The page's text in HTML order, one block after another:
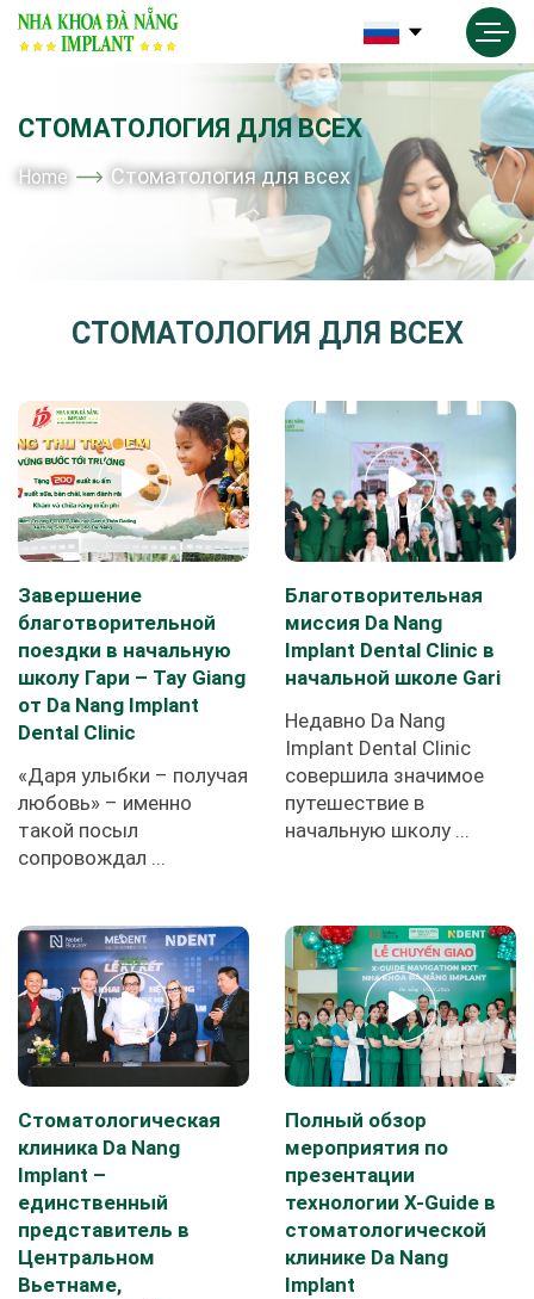
СТОМАТОЛОГИЯ ДЛЯ ВСЕХ
Home Стоматология для всех
СТОМАТОЛОГИЯ ДЛЯ ВСЕХ
Завершение
благотворительной
поездки в начальную
школу Гари – Tay Giang
от Da Nang Implant
Dental Clinic
«Даря улыбки – получая
любовь» – именно
такой посыл
сопровождал ...
Благотворительная
миссия Da Nang
Implant Dental Clinic в
начальной школе Gari
Недавно Da Nang
Implant Dental Clinic
совершила значимое
путешествие в
начальную школу ...
Стоматологическая
клиника Da Nang
Implant –
единственный
представитель в
Центральном
Вьетнаме,
Полный обзор
мероприятия по
презентации
технологии X-Guide в
стоматологической
клинике Da Nang
Implant